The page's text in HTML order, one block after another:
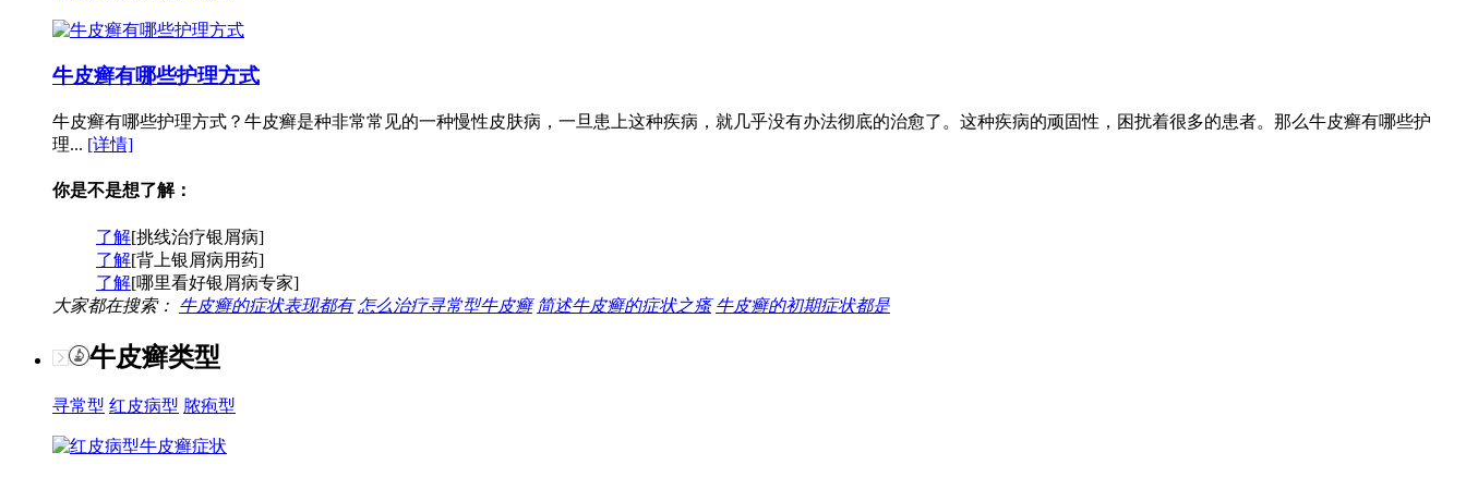
牛皮癣有哪些护理方式
牛皮癣有哪些护理方式？牛皮癣是种非常常见的一种慢性皮肤病，一旦患上这种疾病，就几乎没有办法彻底的治愈了。这种疾病的顽固性，困扰着很多的患者。那么牛皮癣有哪些护
理... [详情]
你是不是想了解：
了解[挑线治疗银屑病]
了解[背上银屑病用药]
了解[哪里看好银屑病专家]
大家都在搜索： 牛皮癣的症状表现都有 怎么治疗寻常型牛皮癣 简述牛皮癣的症状之瘙 牛皮癣的初期症状都是
牛皮癣类型
寻常型 红皮病型 脓疱型